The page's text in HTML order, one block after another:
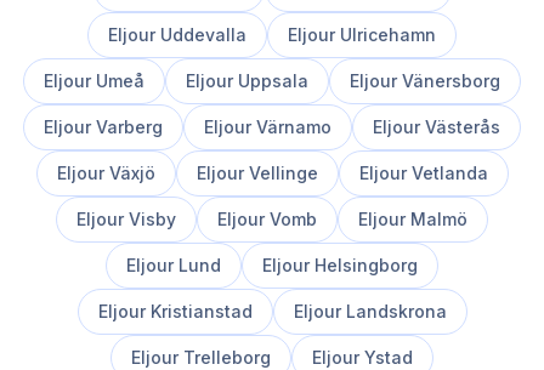
Eljour Uddevalla Eljour Ulricehamn
Eljour Umeå Eljour Uppsala Eljour Vänersborg
Eljour Varberg Eljour Värnamo Eljour Västerås
Eljour Växjö Eljour Vellinge Eljour Vetlanda
Eljour Visby Eljour Vomb Eljour Malmö
Eljour Lund Eljour Helsingborg
Eljour Kristianstad Eljour Landskrona
Eljour Trelleborg Eljour Ystad